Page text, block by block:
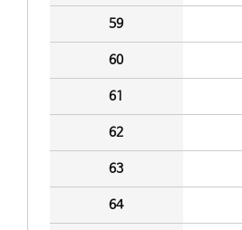
59
60
61
62
63
64